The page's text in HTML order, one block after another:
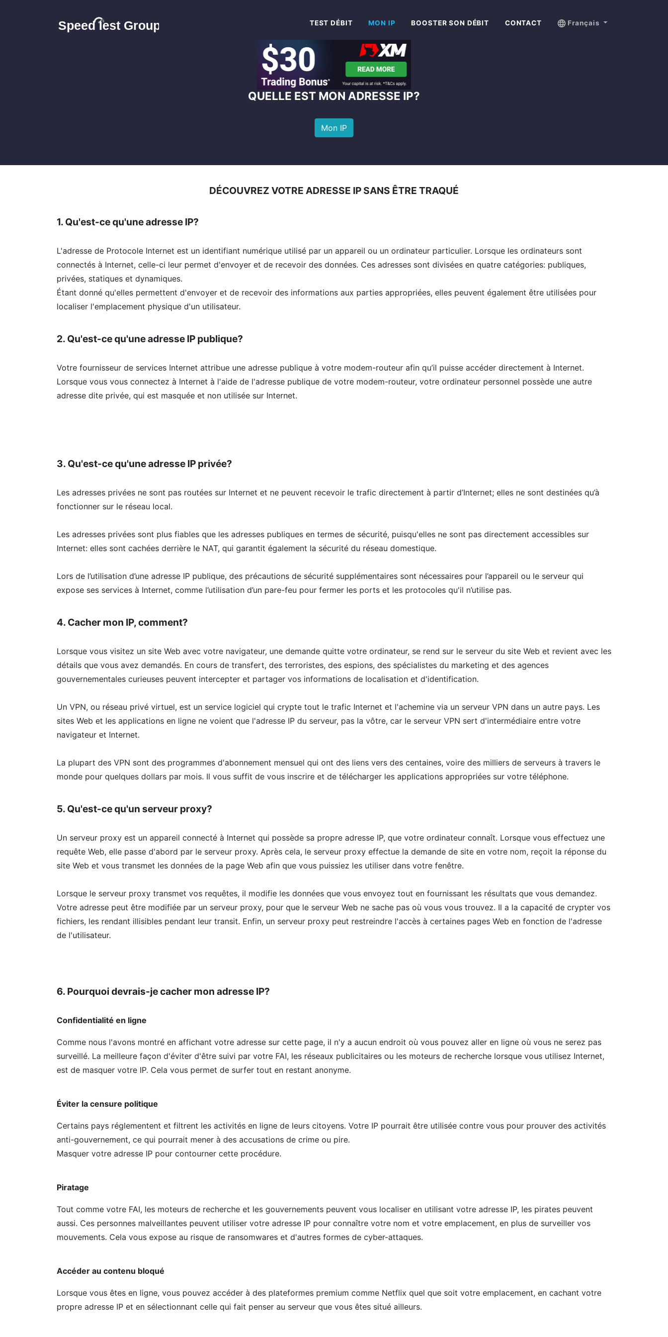
TEST DÉBIT MON IP BOOSTER SON DÉBIT CONTACT Français
QUELLE EST MON ADRESSE IP?
Mon IP
DÉCOUVREZ VOTRE ADRESSE IP SANS ÊTRE TRAQUÉ
1. Qu'est-ce qu'une adresse IP?
L'adresse de Protocole Internet est un identifiant numérique utilisé par un appareil ou un ordinateur particulier. Lorsque les ordinateurs sont
connectés à Internet, celle-ci leur permet d'envoyer et de recevoir des données. Ces adresses sont divisées en quatre catégories: publiques,
privées, statiques et dynamiques.
Étant donné qu'elles permettent d'envoyer et de recevoir des informations aux parties appropriées, elles peuvent également être utilisées pour
localiser l'emplacement physique d'un utilisateur.
2. Qu'est-ce qu'une adresse IP publique?
Votre fournisseur de services Internet attribue une adresse publique à votre modem-routeur afin qu’il puisse accéder directement à Internet.
Lorsque vous vous connectez à Internet à l'aide de l'adresse publique de votre modem-routeur, votre ordinateur personnel possède une autre
adresse dite privée, qui est masquée et non utilisée sur Internet.
3. Qu'est-ce qu'une adresse IP privée?
Les adresses privées ne sont pas routées sur Internet et ne peuvent recevoir le trafic directement à partir d’Internet; elles ne sont destinées qu’à
fonctionner sur le réseau local.
Les adresses privées sont plus fiables que les adresses publiques en termes de sécurité, puisqu'elles ne sont pas directement accessibles sur
Internet: elles sont cachées derrière le NAT, qui garantit également la sécurité du réseau domestique.
Lors de l’utilisation d’une adresse IP publique, des précautions de sécurité supplémentaires sont nécessaires pour l’appareil ou le serveur qui
expose ses services à Internet, comme l’utilisation d’un pare-feu pour fermer les ports et les protocoles qu'il n’utilise pas.
4. Cacher mon IP, comment?
Lorsque vous visitez un site Web avec votre navigateur, une demande quitte votre ordinateur, se rend sur le serveur du site Web et revient avec les
détails que vous avez demandés. En cours de transfert, des terroristes, des espions, des spécialistes du marketing et des agences
gouvernementales curieuses peuvent intercepter et partager vos informations de localisation et d'identification.
Un VPN, ou réseau privé virtuel, est un service logiciel qui crypte tout le trafic Internet et l'achemine via un serveur VPN dans un autre pays. Les
sites Web et les applications en ligne ne voient que l'adresse IP du serveur, pas la vôtre, car le serveur VPN sert d'intermédiaire entre votre
navigateur et Internet.
La plupart des VPN sont des programmes d'abonnement mensuel qui ont des liens vers des centaines, voire des milliers de serveurs à travers le
monde pour quelques dollars par mois. Il vous suffit de vous inscrire et de télécharger les applications appropriées sur votre téléphone.
5. Qu'est-ce qu'un serveur proxy?
Un serveur proxy est un appareil connecté à Internet qui possède sa propre adresse IP, que votre ordinateur connaît. Lorsque vous effectuez une
requête Web, elle passe d'abord par le serveur proxy. Après cela, le serveur proxy effectue la demande de site en votre nom, reçoit la réponse du
site Web et vous transmet les données de la page Web afin que vous puissiez les utiliser dans votre fenêtre.
Lorsque le serveur proxy transmet vos requêtes, il modifie les données que vous envoyez tout en fournissant les résultats que vous demandez.
Votre adresse peut être modifiée par un serveur proxy, pour que le serveur Web ne sache pas où vous vous trouvez. Il a la capacité de crypter vos
fichiers, les rendant illisibles pendant leur transit. Enfin, un serveur proxy peut restreindre l'accès à certaines pages Web en fonction de l'adresse
de l'utilisateur.
6. Pourquoi devrais-je cacher mon adresse IP?
Confidentialité en ligne
Comme nous l'avons montré en affichant votre adresse sur cette page, il n'y a aucun endroit où vous pouvez aller en ligne où vous ne serez pas
surveillé. La meilleure façon d'éviter d'être suivi par votre FAI, les réseaux publicitaires ou les moteurs de recherche lorsque vous utilisez Internet,
est de masquer votre IP. Cela vous permet de surfer tout en restant anonyme.
Éviter la censure politique
Certains pays réglementent et filtrent les activités en ligne de leurs citoyens. Votre IP pourrait être utilisée contre vous pour prouver des activités
anti-gouvernement, ce qui pourrait mener à des accusations de crime ou pire.
Masquer votre adresse IP pour contourner cette procédure.
Piratage
Tout comme votre FAI, les moteurs de recherche et les gouvernements peuvent vous localiser en utilisant votre adresse IP, les pirates peuvent
aussi. Ces personnes malveillantes peuvent utiliser votre adresse IP pour connaître votre nom et votre emplacement, en plus de surveiller vos
mouvements. Cela vous expose au risque de ransomwares et d'autres formes de cyber-attaques.
Accéder au contenu bloqué
Lorsque vous êtes en ligne, vous pouvez accéder à des plateformes premium comme Netflix quel que soit votre emplacement, en cachant votre
propre adresse IP et en sélectionnant celle qui fait penser au serveur que vous êtes situé ailleurs.